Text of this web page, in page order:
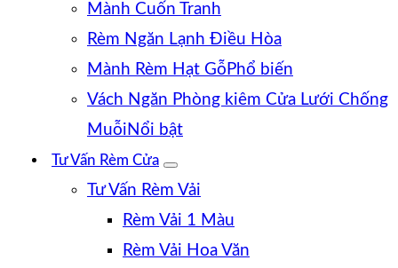
Mành Cuốn Tranh
Rèm Ngăn Lạnh Điều Hòa
Mành Rèm Hạt Gỗ
Vách Ngăn Phòng kiêm Cửa Lưới Chống
Muỗi
Tư Vấn Rèm Cửa
Tư Vấn Rèm Vải
Rèm Vải 1 Màu
Rèm Vải Hoa Văn